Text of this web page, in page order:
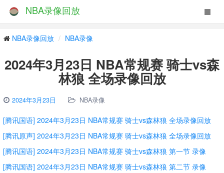
NBA录像回放
NBA录像回放 NBA录像
2024年3月23日 NBA常规赛 骑士vs森
林狼 全场录像回放
2024年3月23日 NBA录像
[腾讯国语] 2024年3月23日 NBA常规赛 骑士vs森林狼 全场录像回放
[腾讯原声] 2024年3月23日 NBA常规赛 骑士vs森林狼 全场录像回放
[腾讯国语] 2024年3月23日 NBA常规赛 骑士vs森林狼 第一节 录像
[腾讯国语] 2024年3月23日 NBA常规赛 骑士vs森林狼 第二节 录像